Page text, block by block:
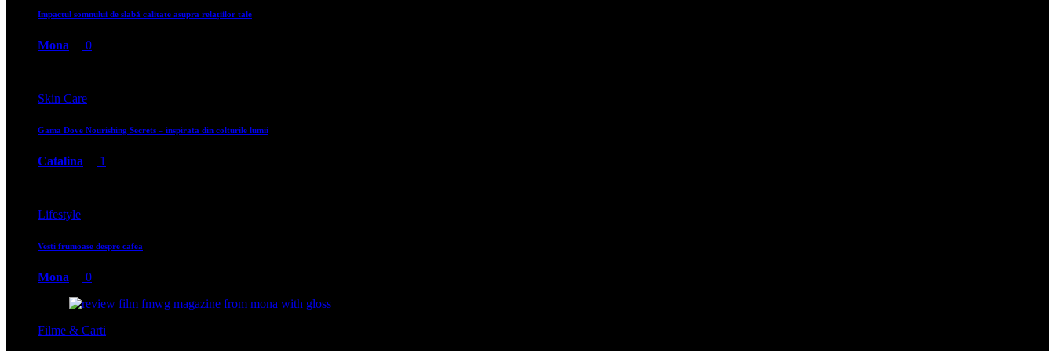
Impactul somnului de slabă calitate asupra relațiilor tale
Mona 0
Skin Care
Gama Dove Nourishing Secrets – inspirata din colturile lumii
Catalina 1
Lifestyle
Vesti frumoase despre cafea
Mona 0
Filme & Carti